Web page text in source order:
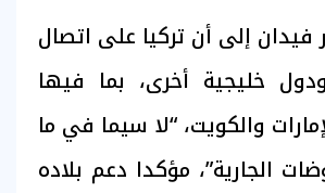
فيدان إلى أن تركيا على اتصال
خليجية أخرى، بما فيها
والكويت، “لا سيما في ما
الجارية”، مؤكدا دعم بلاده